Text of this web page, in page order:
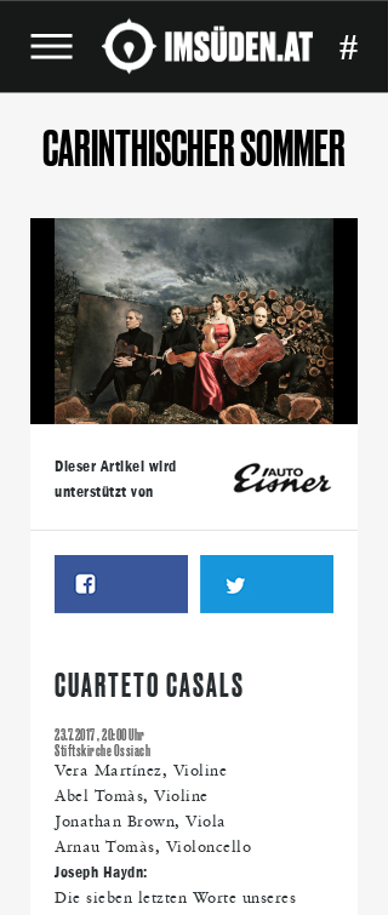
#
CARINTHISCHER SOMMER
Dieser Artikel wird
unterstützt von
CUARTETO CASALS
23.7.2017 , 20:00 Uhr
Stiftskirche Ossiach
Vera Martínez, Violine
Abel Tomàs, Violine
Jonathan Brown, Viola
Arnau Tomàs, Violoncello
Joseph Haydn:
Die sieben letzten Worte unseres